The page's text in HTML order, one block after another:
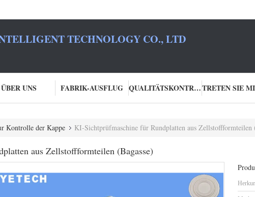
TECHNOLOGY CO., LTD
ÜBER UNS FABRIK-AUSFLUG QUALITÄTSKONTROLLE
Kontrolle der Kappe KI-Sichtprüfmaschine für Rundplatten aus Zellstoffformteilen
aus Zellstoffformteilen (Bagasse)